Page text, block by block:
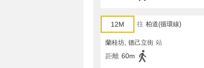
12M 往 柏道(循環線)
蘭桂坊, 德己立街 站
距離 60m